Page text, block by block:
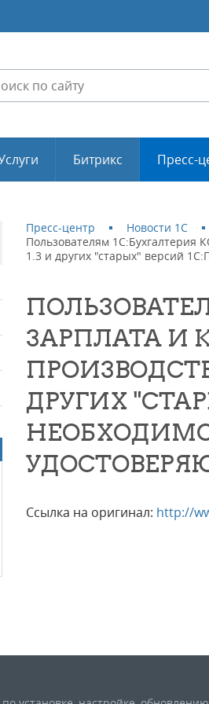
Битрикс Пресс-
Пресс-центр
Новости 1С
Пользователям
1.3 и других "старых" версий
ЗАРПЛАТА И
ДРУГИХ
Ссылка на оригинал: http://